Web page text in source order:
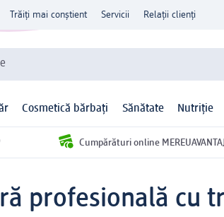
Trăiți mai conștient Servicii Relații clienți
Cosmetică bărbați Sănătate Nutriție
Cumpărături online
profesională cu